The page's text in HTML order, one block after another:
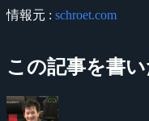
情報元 : schroet.com
この記事を書い